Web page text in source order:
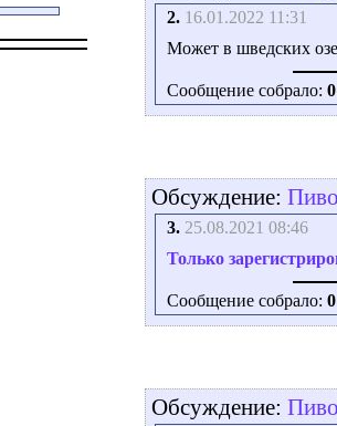
2. 16.01.2022 11:31
Может в шведских
Сообщение собрало: 0
Обсуждение:
3. 25.08.2021 08:46
Только
Сообщение собрало: 0
Обсуждение: